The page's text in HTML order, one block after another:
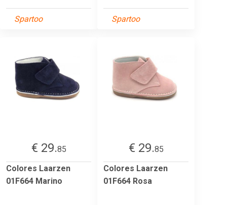
Spartoo Spartoo
€ 29.85
Colores Laarzen
01F664 Marino
€ 29.85
Colores Laarzen
01F664 Rosa